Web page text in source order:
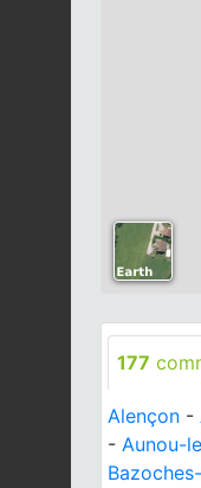
177
Alençon -
- Aunou-